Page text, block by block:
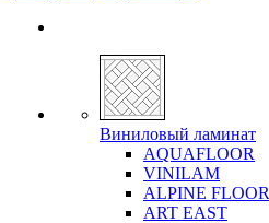
Виниловый ламинат
AQUAFLOOR
VINILAM
ALPINE FLOOR
ART EAST